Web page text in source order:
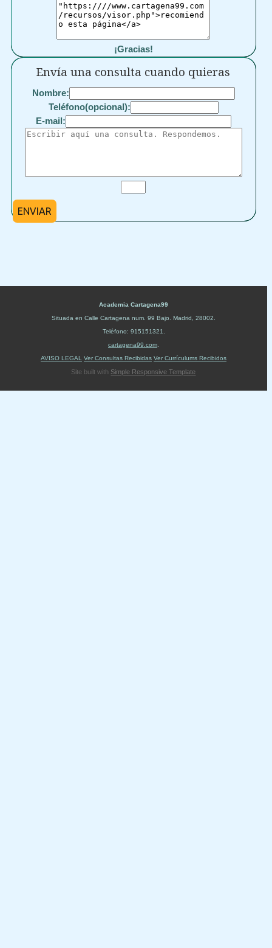
¡Gracias!
Envía una consulta cuando quieras
Nombre:
Teléfono(opcional):
E-mail:
ENVIAR
Academia Cartagena99
Situada en Calle Cartagena num. 99 Bajo Madrid 28002
Teléfono: 915151321
cartagena99.com
AVISO LEGAL
Ver Consultas Recibidas Ver Currículums Recibidos
Site built with Simple Responsive Template